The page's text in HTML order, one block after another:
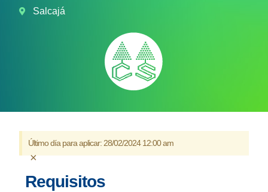
Salcajá
Último día para aplicar:28/02/2024 12:00 am
×
Requisitos